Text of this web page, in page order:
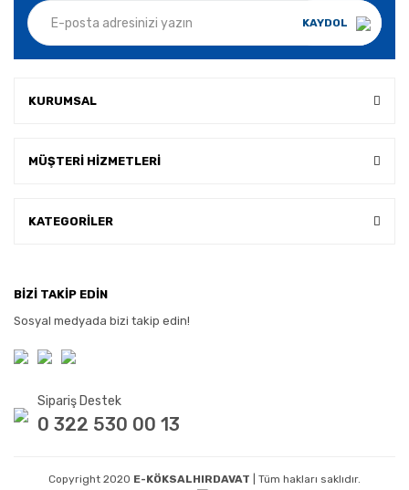
KAYDOL
KURUMSAL
MÜŞTERİ HİZMETLERİ
KATEGORİLER
BİZİ TAKİP EDİN
Sosyal medyada bizi takip edin!
Sipariş Destek
0 322 530 00 13
Copyright 2020 E-KÖKSALHIRDAVAT | Tüm hakları saklıdır.